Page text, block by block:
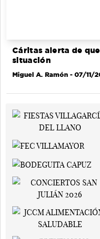
Cáritas alerta de
situación
Miguel A. Ramón - 07/11/